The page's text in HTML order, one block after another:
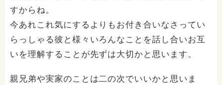
すからね。
今あれこれ気にするよりもお付き合いなさってい
らっしゃる彼と様々いろんなことを話し合いお互
いを理解することが先ずは大切かと思います。
親兄弟や実家のことは二の次でいいかと思いま